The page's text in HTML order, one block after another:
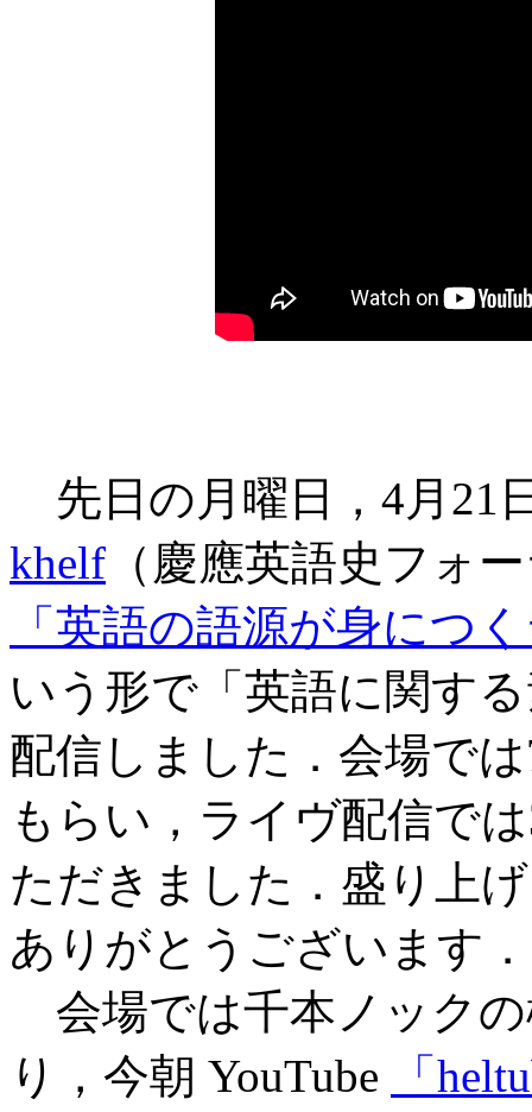
先日の月曜日，4月21
khelf （慶應英語史フォ
「英語の語源が身につ
いう形で「英語に関す
配信しました．会場で
もらい，ライヴ配信で
ただきました．盛り上
ありがとうございます．
会場では千本ノック
り，今朝 YouTube
「